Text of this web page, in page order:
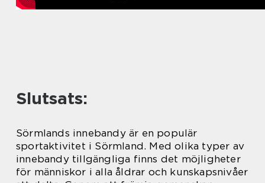
Slutsats:
Sörmlands innebandy är en populär
sportaktivitet i Sörmland. Med olika typer av
innebandy tillgängliga finns det möjligheter
för människor i alla åldrar och kunskapsnivåer